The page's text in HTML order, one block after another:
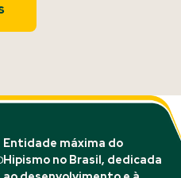
Entidade máxima do
Hipismo no Brasil, dedicada